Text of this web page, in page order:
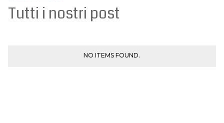
Tutti i nostri post
NO ITEMS FOUND.